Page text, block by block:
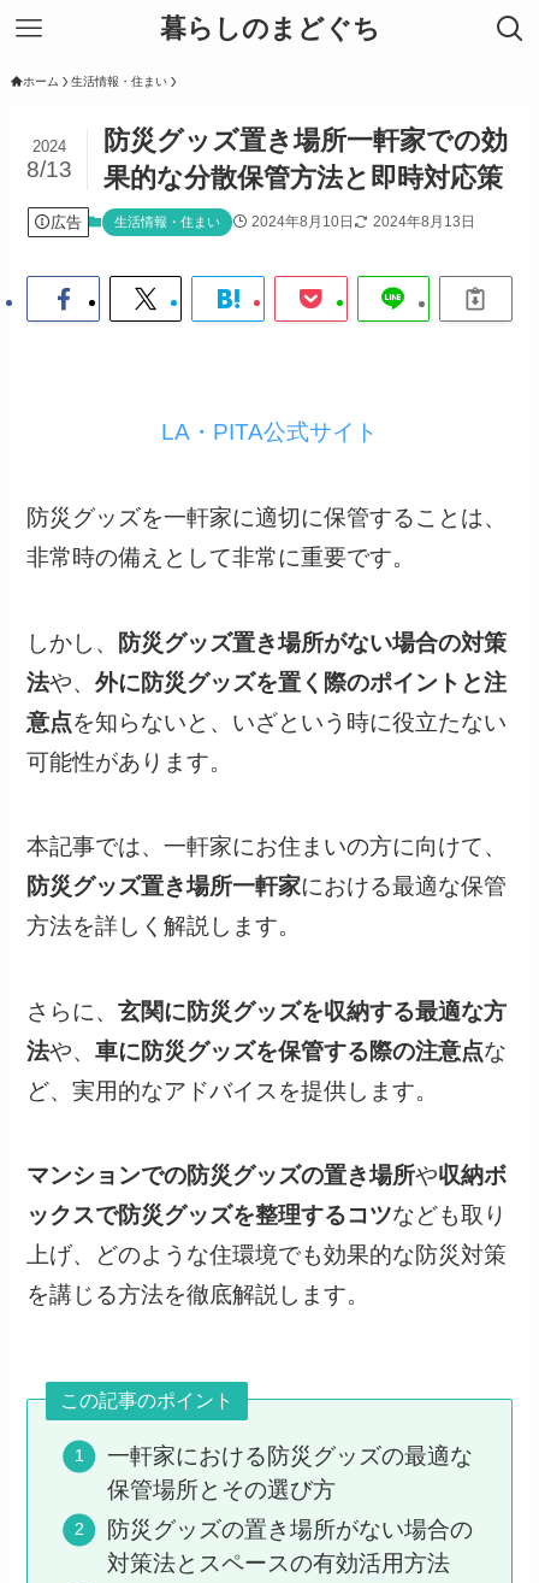
暮らしのまどぐち
ホーム 生活情報・住まい
防災グッズ置き場所一軒家での効
果的な分散保管方法と即時対応策
2024
8/13
広告 生活情報・住まい 2024年8月10日 2024年8月13日
LA・PITA公式サイト
防災グッズを一軒家に適切に保管することは、
非常時の備えとして非常に重要です。
しかし、
防災グッズ置き場所がない場合の対策
法や、外に防災グッズを置く際のポイントと注
意点を知らないと、いざという時に役立たない
可能性があります。
本記事では、一軒家にお住まいの方に向けて、
防災グッズ置き場所一軒家における最適な保管
方法を詳しく解説します。
さらに、玄関に防災グッズを収納する最適な方
法や、車に防災グッズを保管する際の注意点な
ど、実用的なアドバイスを提供します。
マンションでの防災グッズの置き場所や収納ボ
ックスで防災グッズを整理するコツなども取り
上げ、どのような住環境でも効果的な防災対策
を講じる方法を徹底解説します。
この記事のポイント
一軒家における防災グッズの最適な
保管場所とその選び方
防災グッズの置き場所がない場合の
対策法とスペースの有効活用方法